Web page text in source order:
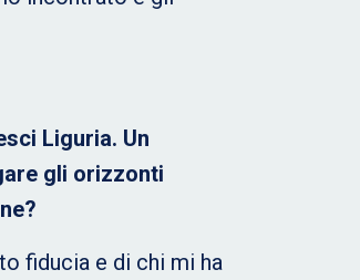
Liguria. Un
gli orizzonti
fiducia e di chi mi ha